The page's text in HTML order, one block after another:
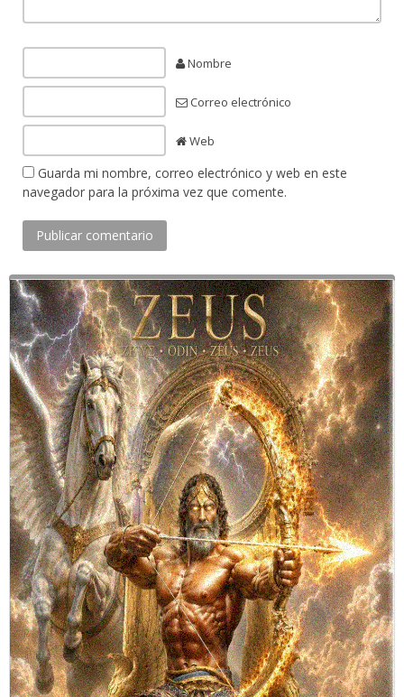
Nombre
Correo electrónico
Web
Guarda mi nombre, correo electrónico y web en este
navegador para la próxima vez que comente.